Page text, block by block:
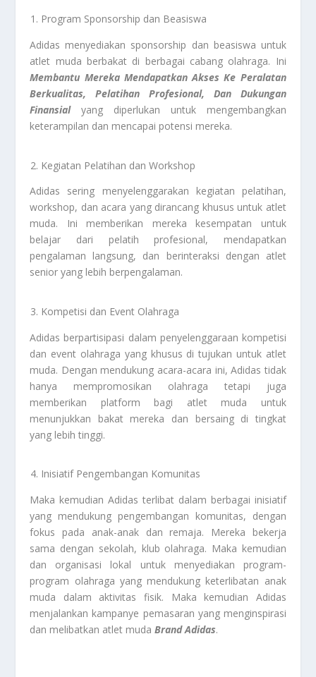
Program Sponsorship dan Beasiswa
Adidas menyediakan sponsorship dan beasiswa untuk
atlet muda berbakat di berbagai cabang olahraga. Ini
Membantu Mereka Mendapatkan Akses Ke Peralatan
Berkualitas, Pelatihan Profesional, Dan Dukungan
Finansialyang diperlukan untuk mengembangkan
keterampilan dan mencapai potensi mereka.
Kegiatan Pelatihan dan Workshop
Adidas sering menyelenggarakan kegiatan pelatihan,
workshop, dan acara yang dirancang khusus untuk atlet
muda. Ini memberikan mereka kesempatan untuk
belajar dari pelatih profesional, mendapatkan
pengalaman langsung, dan berinteraksi dengan atlet
senior yang lebih berpengalaman.
Kompetisi dan Event Olahraga
Adidas berpartisipasi dalam penyelenggaraan kompetisi
dan event olahraga yang khusus di tujukan untuk atlet
muda. Dengan mendukung acara-acara ini, Adidas tidak
hanya mempromosikan olahraga tetapi juga
memberikan platform bagi atlet muda untuk
menunjukkan bakat mereka dan bersaing di tingkat
yang lebih tinggi.
Inisiatif Pengembangan Komunitas
Maka kemudian Adidas terlibat dalam berbagai inisiatif
yang mendukung pengembangan komunitas, dengan
fokus pada anak-anak dan remaja. Mereka bekerja
sama dengan sekolah, klub olahraga. Maka kemudian
dan organisasi lokal untuk menyediakan program-
program olahraga yang mendukung keterlibatan anak
muda dalam aktivitas fisik. Maka kemudian Adidas
menjalankan kampanye pemasaran yang menginspirasi
dan melibatkan atlet muda Brand Adidas.